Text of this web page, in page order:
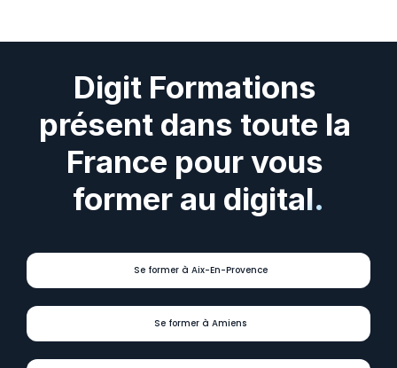
Digit Formations
présent dans toute la
France pour vous
former au digital.
Se former à Aix-En-Provence
Se former à Amiens